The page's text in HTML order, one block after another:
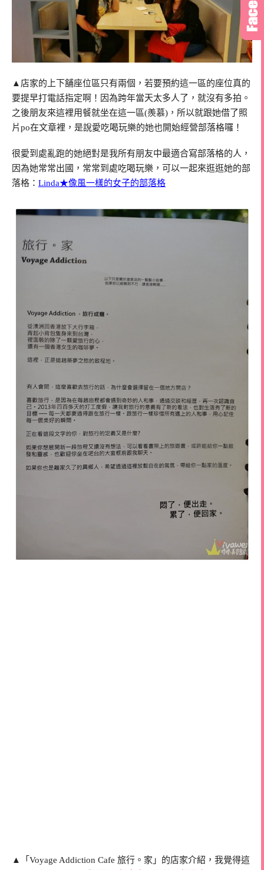
▲店家的上下舖座位區只有兩個，若要預約這一區的座位真的
要提早打電話指定啊！因為跨年當天太多人了，就沒有多拍。
之後朋友來這裡用餐就坐在這一區(羨慕)，所以就跟她借了照
片po在文章裡，是說愛吃喝玩樂的她也開始經營部落格囉！
很愛到處亂跑的她絕對是我所有朋友中最適合寫部落格的人，
因為她常常出國，常常到處吃喝玩樂，可以一起來逛逛她的部
落格： Linda★像風一樣的女子的部落格
▲「Voyage Addiction Cafe 旅行。家」的店家介紹，我覺得這